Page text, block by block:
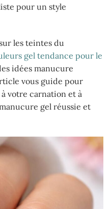
pour un style
les teintes du
gel tendance pour le
idées manucure
vous guide pour
votre carnation et à
gel réussie et